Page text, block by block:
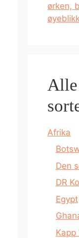
ørken,
Afrika
Den
DR
Egypt
Kapp